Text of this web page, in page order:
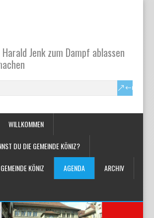
Jenk zum Dampf ablassen
WILLKOMMEN
DU DIE GEMEINDE KÖNIZ?
KÖNIZ AGENDA ARCHIV